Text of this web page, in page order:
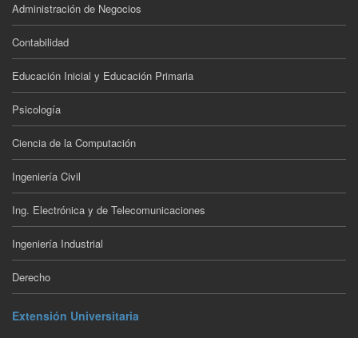
Administración de Negocios
Contabilidad
Educación Inicial y Educación Primaria
Psicología
Ciencia de la Computación
Ingeniería Civil
Ing. Electrónica y de Telecomunicaciones
Ingeniería Industrial
Derecho
Extensión Universitaria